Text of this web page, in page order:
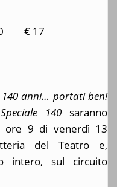
€ 17
140 anni… portati ben!
140saranno
ore 9 di venerdì 13
del Teatro e,
intero, sul circuito